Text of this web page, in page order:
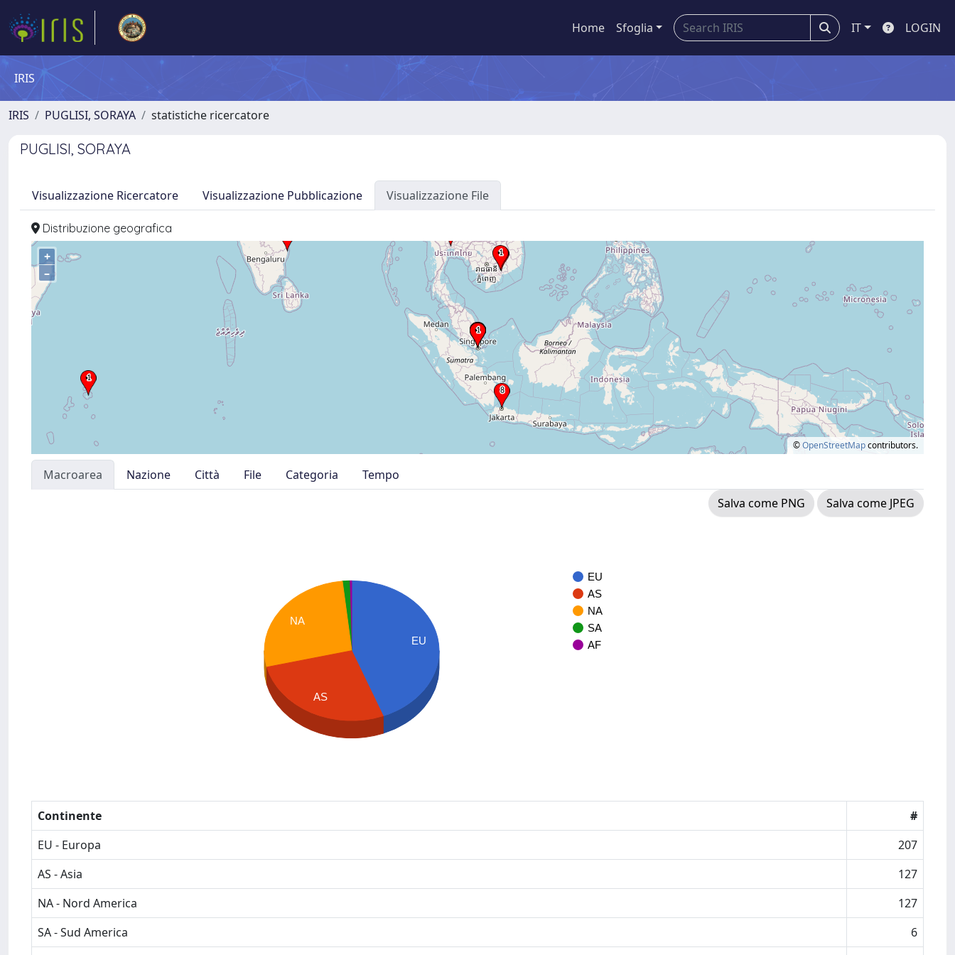
Home Sfoglia IT LOGIN
IRIS
IRIS PUGLISI, SORAYA statistiche ricercatore
PUGLISI, SORAYA
Visualizzazione Ricercatore Visualizzazione Pubblicazione Visualizzazione File
Distribuzione geografica
+
–
©OpenStreetMapcontributors.
Macroarea Nazione Città File Categoria
Tempo
Salva come PNG
Salva come JPEG
EU
AS
NA
SA
AF
EU
NA
AS
Continente
#
EU - Europa
207
AS - Asia
127
NA - Nord America
127
SA - Sud America
6